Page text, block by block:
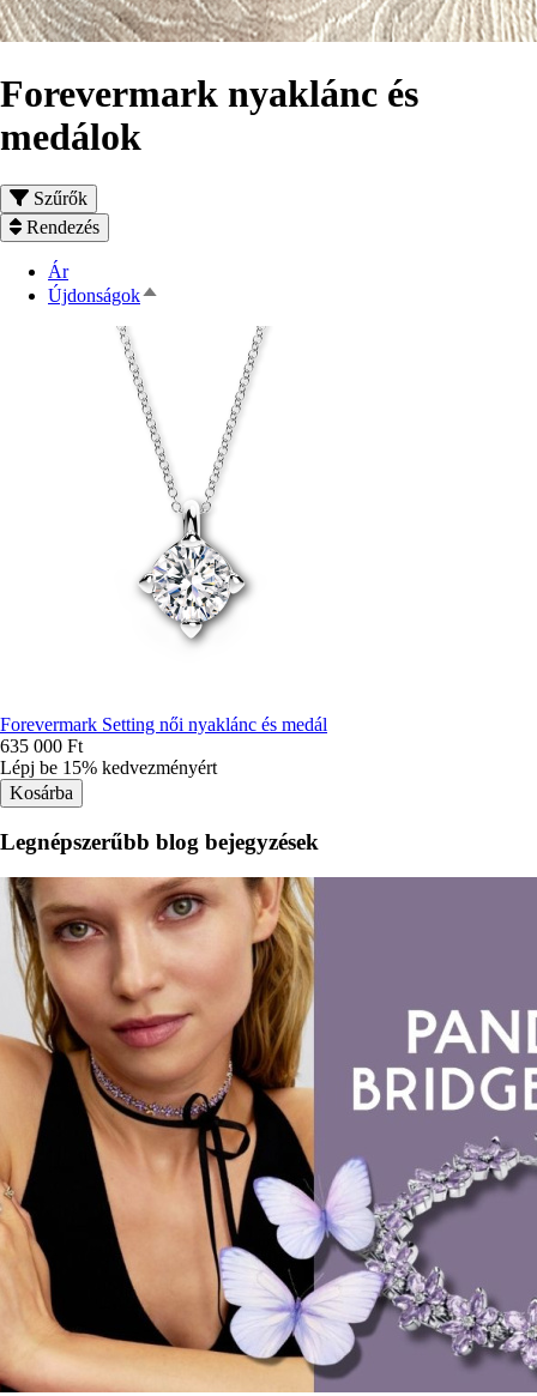
Forevermark nyaklánc és
medálok
Szűrők
Rendezés
Ár
ÚjdonságokCsökkenő
Forevermark Setting női nyaklánc és medál
635 000 Ft
Lépj be 15% kedvezményért
Legnépszerűbb blog bejegyzések